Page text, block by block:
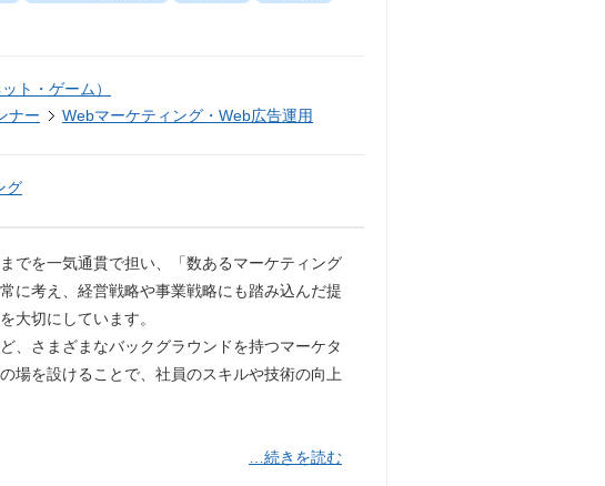
ト・ゲーム）
ナー
Webマーケティング・Web広告運用
グ
でを一気通貫で担い、「数あるマーケティング
に考え、経営戦略や事業戦略にも踏み込んだ提
大切にしています。
、さまざまなバックグラウンドを持つマーケタ
場を設けることで、社員のスキルや技術の向上
…続きを読む